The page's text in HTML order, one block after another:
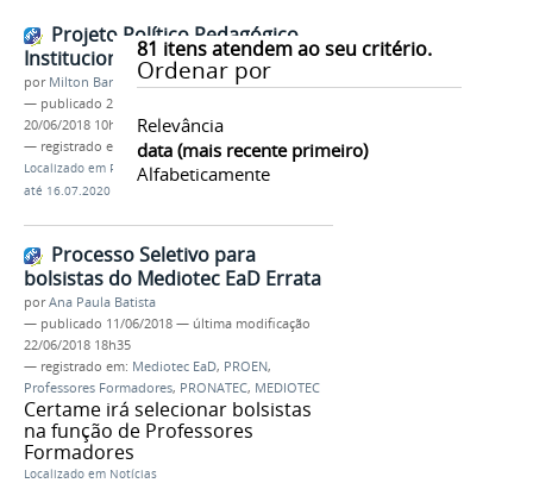
81 itens atendem ao seu critério.
Ordenar por
Relevância
data (mais recente primeiro)
Alfabeticamente
Projeto Político Pedagógico
Institucional do IFAM
por Milton Barros
— publicado 20/06/2018
20/06/2018 10h38
— registrado em:
PPPI,PROEN
Localizado em PRÓ-REITORIAS /Ensino /Conteúdo
até 16.07.2020
Processo Seletivo para
bolsistas do Mediotec EaD Errata
porAna Paula Batista
— publicado 11/06/2018 — última modificação
22/06/2018 18h35
— registrado em: Mediotec EaD, PROEN,
Professores Formadores, PRONATEC, MEDIOTEC
Certame irá selecionar bolsistas
na função de Professores
Formadores
Localizado em Notícias